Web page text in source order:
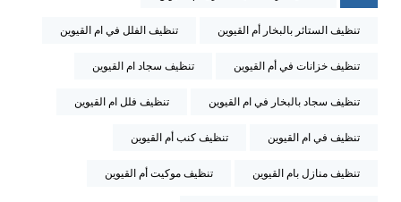
تنظيف الستائر بالبخار أم القيوين تنظيف الفلل في ام القيوين
تنظيف خزانات في أم القيوين تنظيف سجاد ام القيوين
تنظيف سجاد بالبخار في ام القيوين تنظيف فلل ام القيوين
تنظيف في ام القيوين تنظيف كنب أم القيوين
تنظيف منازل بام القيوين تنظيف موكيت أم القيوين